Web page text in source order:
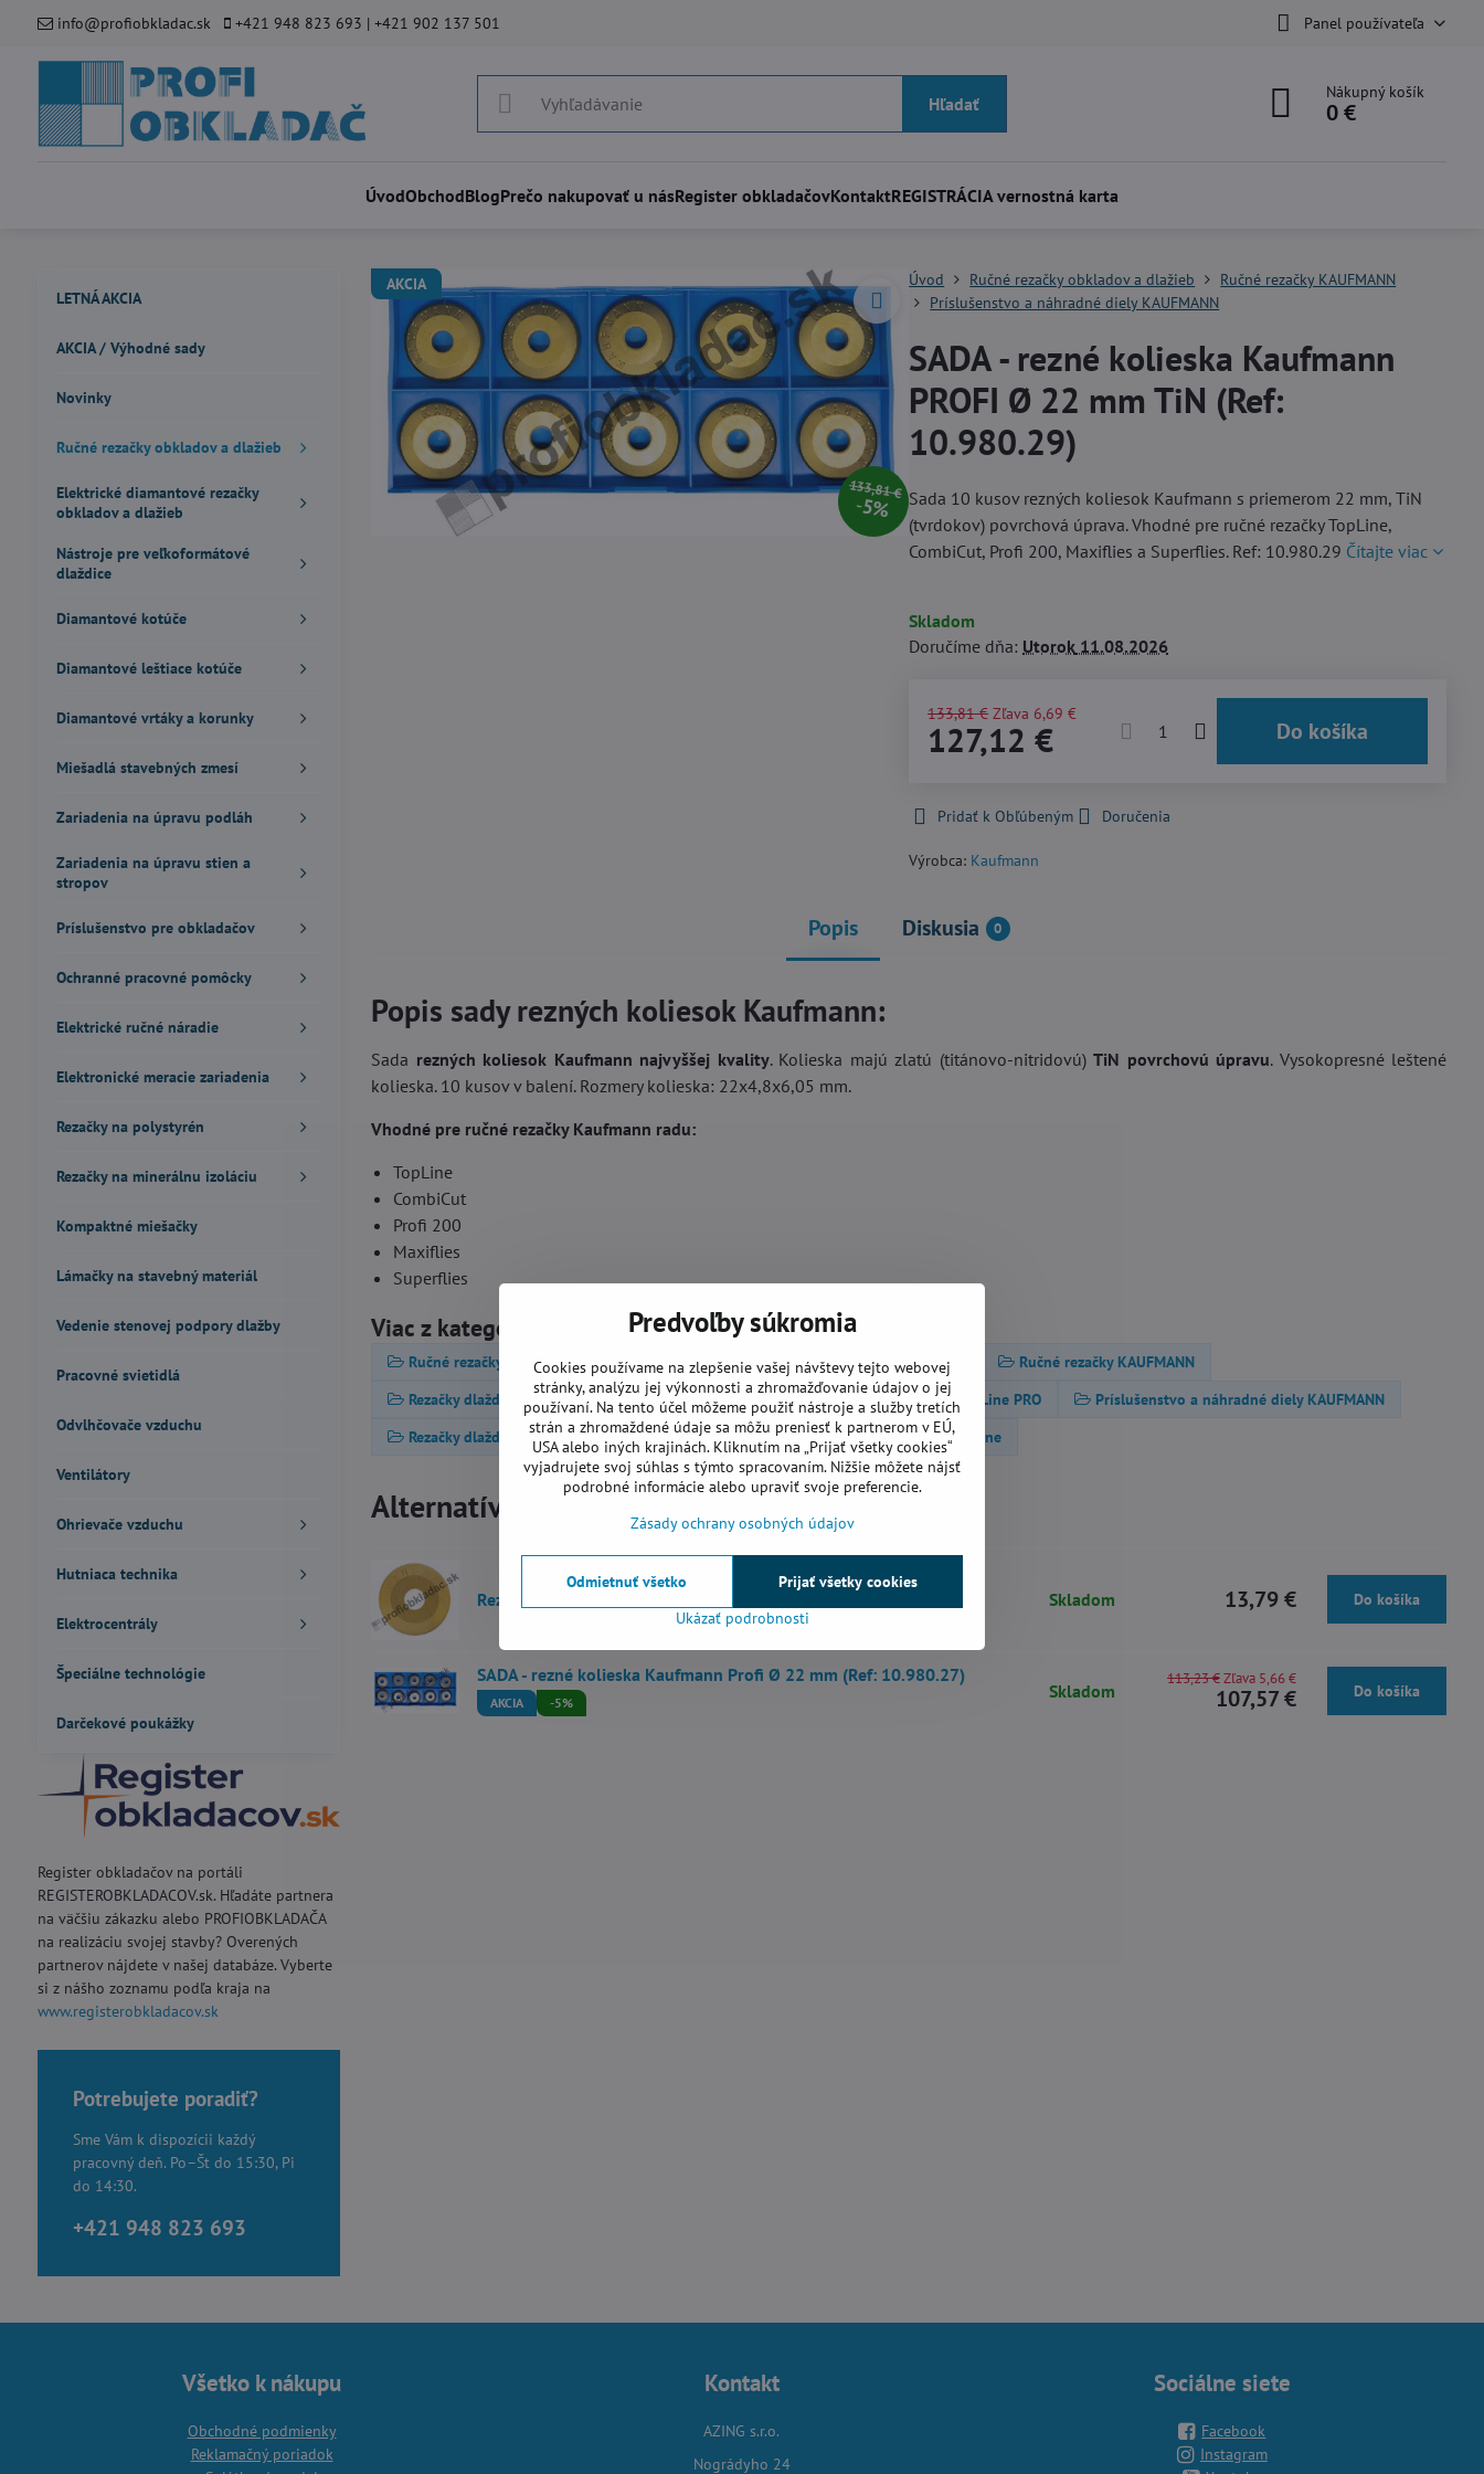
info@profiobkladac.sk +421 948 823 693 | +421 902 137 501 Panel používateľa
Hľadať
Nákupný košík
0 €
ÚvodObchodBlogPrečo nakupovať u násRegister obkladačovKontaktREGISTRÁCIA vernostná karta
AKCIA
133,81 €
5%
Úvod Ručné rezačky obkladov a dlažieb
Ručné rezačky KAUFMANN
Príslušenstvo a náhradné diely KAUFMANN
SADA - rezné kolieska Kaufmann
PROFI Ø 22 mm TiN (Ref:
10.980.29)
Sada 10 kusov rezných koliesok Kaufmann s priemerom 22 mm, TiN
(tvrdokov) povrchová úprava. Vhodné pre ručné rezačky TopLine,
CombiCut, Profi 200, Maxiflies a Superflies. Ref: 10.980.29 Čítajte viac
Skladom
Doručíme dňa: Utorok 11.08.2026
133,81 € Zľava 6,69 €
127,12 € Do košíka
Pridať k Obľúbeným Doručenia
Výrobca: Kaufmann
Popis Diskusia 0
Popis sady rezných koliesok Kaufmann:
Sada rezných koliesok Kaufmann najvyššej kvality. Kolieska majú zlatú (titánovo-nitridovú)TiN povrchovú úpravu. Vysokopresné leštené
kolieska. 10 kusov v balení. Rozmery kolieska: 22x4,8x6,05 mm.
Vhodné pre ručné rezačky Kaufmann radu:
TopLine
CombiCut
Profi 200
Maxiflies
Superflies
Viac z kategórie
Ručné rezačky obkladov a dlažieb Príslušenstvo Rezačky KAUFMANN
Ručné rezačky KAUFMANN
Rezačky dlaždíc KAUFMANN TopLine Standard
Rezačky dlaždíc KAUFMANN TopLine PRO
Príslušenstvo a náhradné diely KAUFMANN
Rezačky dlaždíc KAUFMANN TopLine ROCK
Rezačky dlaždíc KAUFMANN SuperLine
Alternatívne produkty
Rezné koliesko Kaufmann Profi TiN (zlaté) (Ref: 10.980.25) Skladom 13,79 € Do košíka
SADA - rezné kolieska Kaufmann Profi Ø 22 mm (Ref: 10.980.27)
AKCIA -5%
Skladom 107,57 €
113,23 €Zľava 5,66 €
Do košíka
LETNÁ AKCIA
AKCIA / Výhodné sady
Novinky
Ručné rezačky obkladov a dlažieb
Elektrické diamantové rezačky
obkladov a dlažieb
Nástroje pre veľkoformátové
dlaždice
Diamantové kotúče
Diamantové leštiace kotúče
Diamantové vrtáky a korunky
Miešadlá stavebných zmesí
Zariadenia na úpravu podláh
Zariadenia na úpravu stien a
stropov
Príslušenstvo pre obkladačov
Ochranné pracovné pomôcky
Elektrické ručné náradie
Elektronické meracie zariadenia
Rezačky na polystyrén
Rezačky na minerálnu izoláciu
Kompaktné miešačky
Lámačky na stavebný materiál
Vedenie stenovej podpory dlažby
Pracovné svietidlá
Odvlhčovače vzduchu
Ventilátory
Ohrievače vzduchu
Hutniaca technika
Elektrocentrály
Špeciálne technológie
Darčekové poukážky
Register obkladačov na portáli
REGISTEROBKLADACOV.sk. Hľadáte partnera
na väčšiu zákazku alebo PROFIOBKLADAČA
na realizáciu svojej stavby? Overených
partnerov nájdete v našej databáze. Vyberte
si z nášho zoznamu podľa kraja na
www.registerobkladacov.sk
Potrebujete poradiť?
Sme Vám k dispozícii každý
pracovný deň. Po–Št do 15:30, Pi
do 14:30.
+421 948 823 693
Všetko k nákupu
Obchodné podmienky
Reklamačný poriadok
Kontakt
AZING s.r.o.
Nográdyho 24
Sociálne siete
Facebook
Instagram
Predvoľby súkromia
Cookies používame na zlepšenie vašej návštevy tejto webovej
stránky, analýzu jej výkonnosti a zhromažďovanie údajov o jej
používaní. Na tento účel môžeme použiť nástroje a služby tretích
strán a zhromaždené údaje sa môžu preniesť k partnerom v EÚ,
USA alebo iných krajinách. Kliknutím na „Prijať všetky cookies“
vyjadrujete svoj súhlas s týmto spracovaním. Nižšie môžete nájsť
podrobné informácie alebo upraviť svoje preferencie.
Zásady ochrany osobných údajov
Ukázať podrobnosti
Prijať všetky cookies
Odmietnuť všetko